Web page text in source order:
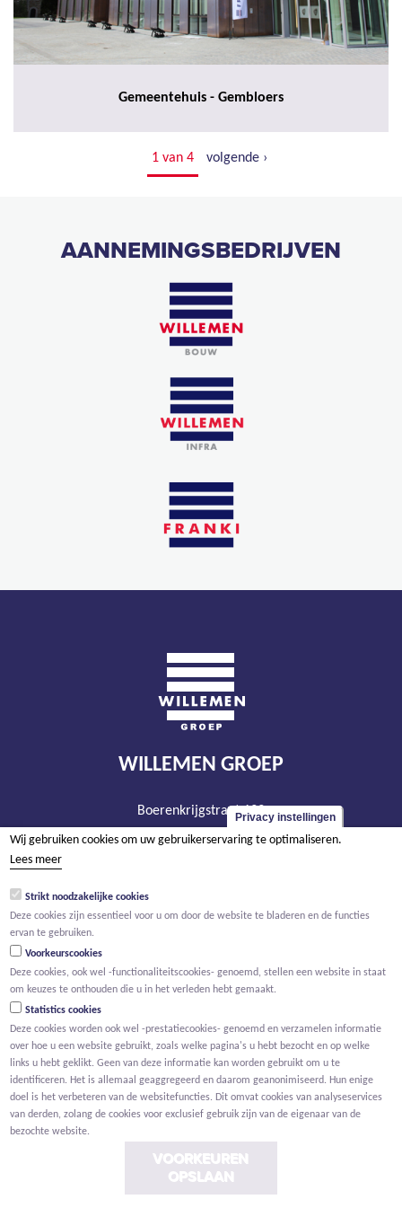
Gemeentehuis - Gembloers
1 van 4 volgende ›
AANNEMINGSBEDRIJVEN
WILLEMEN GROEP
Boerenkrijgstraat 133
BE - 2800 Mechelen
BTW BE 0466.256.432
Privacy instellingen
Wij gebruiken cookies om uw gebruikerservaring te optimaliseren.
Lees meer
Strikt noodzakelijke cookies
Deze cookies zijn essentieel voor u om door de website te bladeren en de functies
ervan te gebruiken.
Voorkeurscookies
Deze cookies, ook wel -functionaliteitscookies- genoemd, stellen een website in staat
om keuzes te onthouden die u in het verleden hebt gemaakt.
Statistics cookies
Deze cookies worden ook wel -prestatiecookies- genoemd en verzamelen informatie
over hoe u een website gebruikt, zoals welke pagina's u hebt bezocht en op welke
links u hebt geklikt. Geen van deze informatie kan worden gebruikt om u te
identificeren. Het is allemaal geaggregeerd en daarom geanonimiseerd. Hun enige
doel is het verbeteren van de websitefuncties. Dit omvat cookies van analyseservices
van derden, zolang de cookies voor exclusief gebruik zijn van de eigenaar van de
bezochte website.
VOORKEUREN
OPSLAAN